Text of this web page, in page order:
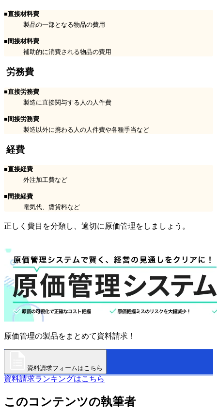
■直接材料費
製品の一部となる物品の費用
■間接材料費
補助的に消費される物品の費用
労務費
■直接労務費
製造に直接関与する人の人件費
■間接労務費
製造以外に携わる人の人件費や各種手当など
経費
■直接経費
外注加工費など
■間接経費
電気代、賃貸料など
正しく費目を分類し、適切に原価管理をしましょう。
原価管理の製品をまとめて資料請求！
資料請求フォームはこちら
資料請求ランキングはこちら
このコンテンツの執筆者